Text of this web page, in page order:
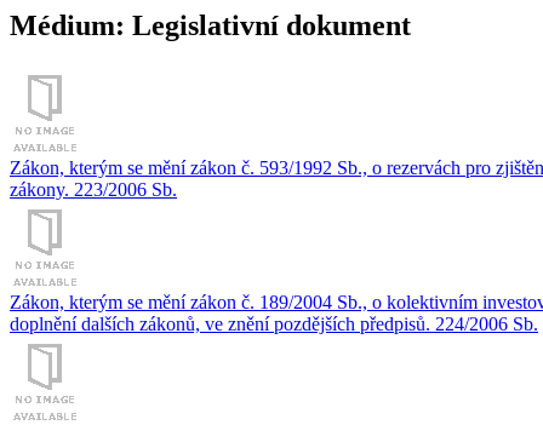
Médium: Legislativní dokument
Zákon, kterým se mění zákon č. 593/1992 Sb., o rezervách pro
zákony. 223/2006 Sb.
Zákon, kterým se mění zákon č. 189/2004 Sb., o kolektivním
doplnění dalších zákonů, ve znění pozdějších předpisů. 224/2006 Sb.